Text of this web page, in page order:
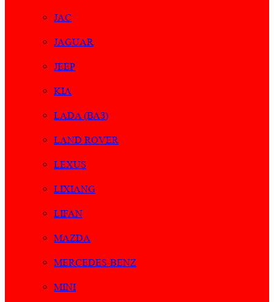
JAC
JAGUAR
JEEP
KIA
LADA (ВАЗ)
LAND ROVER
LEXUS
LIXIANG
LIFAN
MAZDA
MERCEDES-BENZ
MINI